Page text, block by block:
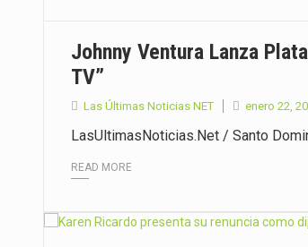
Johnny Ventura Lanza
TV”
Las Últimas Noticias NET enero 22,
LasUltimasNoticias.Net / Santo
READ MORE